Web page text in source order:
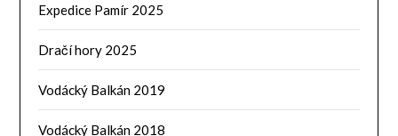
Expedice Pamír 2025
Dračí hory 2025
Vodácký Balkán 2019
Vodácký Balkán 2018